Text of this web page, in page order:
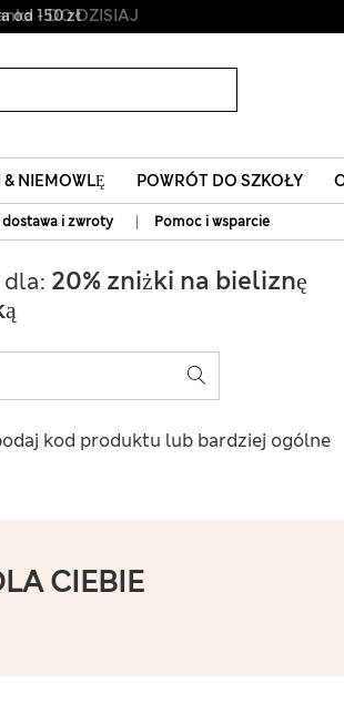
od 150 zł
- DO DZISIAJ
& NIEMOWLĘ POWRÓT DO SZKOŁY
dostawa i zwroty | Pomoc i wsparcie
20% zniżki na bieliznę
kod produktu lub bardziej ogólne
CIEBIE